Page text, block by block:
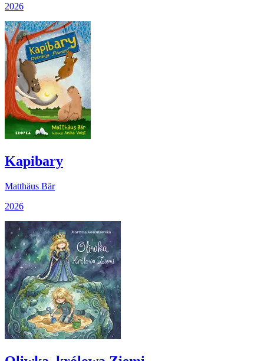
2026
Kapibary
Matthäus Bär
2026